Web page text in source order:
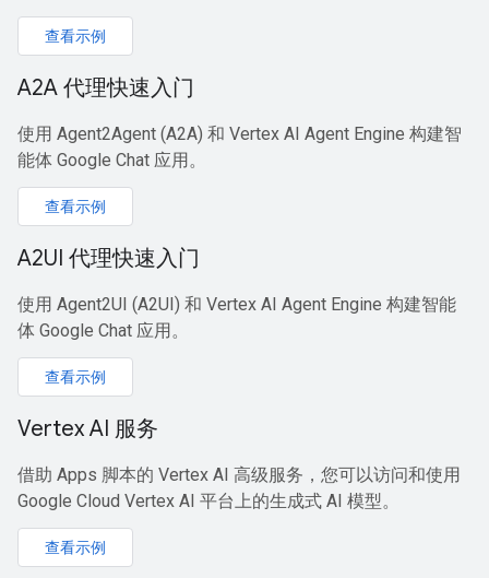
查看示例
A2A 代理快速入门
使用 Agent2Agent (A2A) 和 Vertex AI Agent Engine 构建智
能体 Google Chat 应用。
查看示例
A2UI 代理快速入门
使用 Agent2UI (A2UI) 和 Vertex AI Agent Engine 构建智能
体 Google Chat 应用。
查看示例
Vertex AI 服务
借助 Apps 脚本的 Vertex AI 高级服务，您可以访问和使用
Google Cloud Vertex AI 平台上的生成式 AI 模型。
查看示例